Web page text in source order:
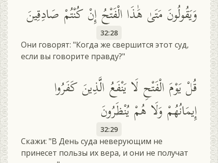
وَيَقُولُونَ مَتَىٰ هَٰذَا الْفَتْحُ إِنْ كُنْتُمْ صَادِقِينَ
32:28
Они говорят: "Когда же свершится этот суд,
если вы говорите правду?"
قُلْ يَوْمَ الْفَتْحِ لَا يَنْفَعُ الَّذِينَ كَفَرُوا
إِيمَانُهُمْ وَلَا هُمْ يُنْظَرُونَ
32:29
Скажи: "В День суда неверующим не
принесет пользы их вера, и они не получат